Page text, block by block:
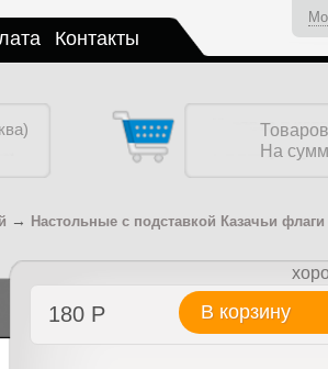
Контакты
На
→ Настольные с подставкой Казачьи флаги
180 Р В корзину